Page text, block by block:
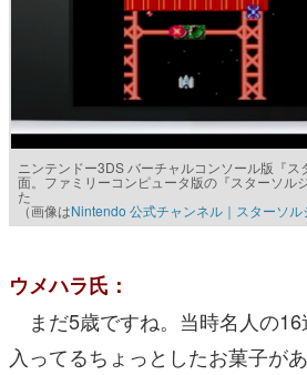
ニンテンドー3DS バーチャルコンソール版『
面。ファミリーコンピュータ版の『スターソル
た
（画像はNintendo 公式チャンネル｜スターソル
ウメハラ氏：
まだ5歳ですね。当時名人の
入ってるちょっとしたお菓子が